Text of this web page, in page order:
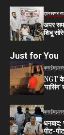
झारखण्ड
अपर
शिबू
Just for You
क्राईम
NGT के
क्राईम
धनबाद:
पीट-